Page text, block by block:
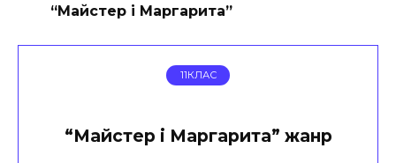
“Майстер і Маргарита”
11КЛАС
“Майстер і Маргарита” жанр